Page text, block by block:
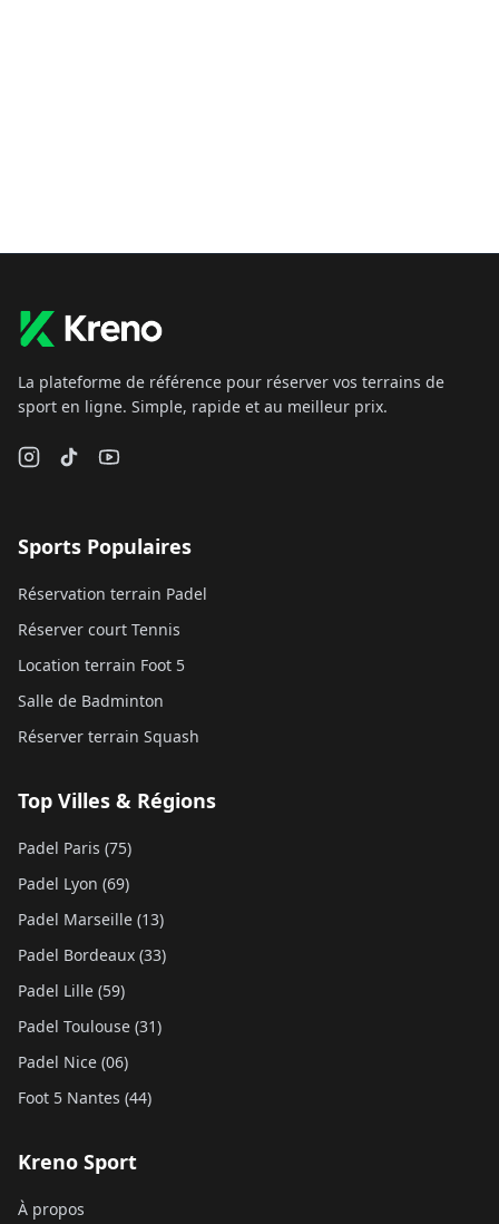
La plateforme de référence pour réserver vos terrains de
sport en ligne. Simple, rapide et au meilleur prix.
Sports Populaires
Réservation terrain Padel
Réserver court Tennis
Location terrain Foot 5
Salle de Badminton
Réserver terrain Squash
Top Villes & Régions
Padel Paris (75)
Padel Lyon (69)
Padel Marseille (13)
Padel Bordeaux (33)
Padel Lille (59)
Padel Toulouse (31)
Padel Nice (06)
Foot 5 Nantes (44)
Kreno Sport
À propos